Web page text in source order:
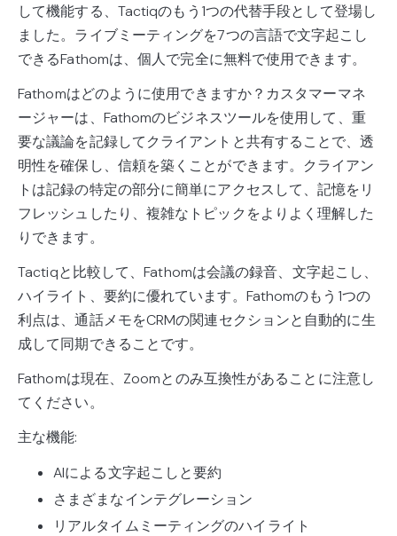
して機能する、Tactiqのもう1つの代替手段として登場し
ました。ライブミーティングを7つの言語で文字起こし
できるFathomは、個人で完全に無料で使用できます。
Fathomはどのように使用できますか？カスタマーマネ
ージャーは、Fathomのビジネスツールを使用して、重
要な議論を記録してクライアントと共有することで、透
明性を確保し、信頼を築くことができます。クライアン
トは記録の特定の部分に簡単にアクセスして、記憶をリ
フレッシュしたり、複雑なトピックをよりよく理解した
りできます。
Tactiqと比較して、Fathomは会議の録音、文字起こし、
ハイライト、要約に優れています。Fathomのもう1つの
利点は、通話メモをCRMの関連セクションと自動的に生
成して同期できることです。
Fathomは現在、Zoomとのみ互換性があることに注意し
てください。
主な機能:
AIによる文字起こしと要約
さまざまなインテグレーション
リアルタイムミーティングのハイライト